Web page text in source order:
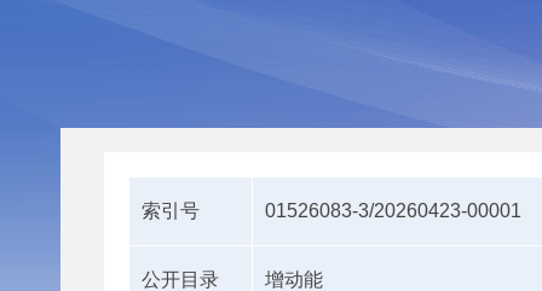
索引号 01526083-3/20260423-00001
公开目录 增动能